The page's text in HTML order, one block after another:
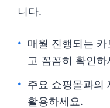
니다.
매월 진행되는
고 꼼꼼히 확인하
주요 쇼핑몰과의
활용하세요.